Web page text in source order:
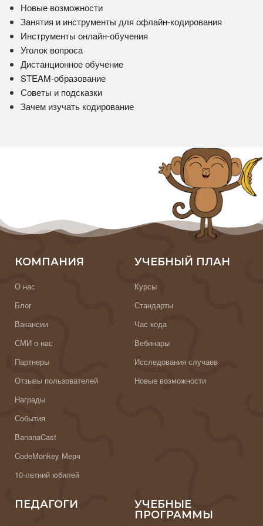
Новые возможности
Занятия и инструменты для офлайн-кодирования
Инструменты онлайн-обучения
Уголок вопроса
Дистанционное обучение
STEAM-образование
Советы и подсказки
Зачем изучать кодирование
КОМПАНИЯ
О нас
Блог
Вакансии
СМИ о нас
Партнеры
Отзывы пользователей
Награды
События
BananaCast
CodeMonkey Мерч
10-летний юбилей
УЧЕБНЫЙ ПЛАН
Курсы
Стандарты
Час кода
Вебинары
Исследования случаев
Новые возможности
ПЕДАГОГИ
УЧЕБНЫЕ
ПРОГРАММЫ